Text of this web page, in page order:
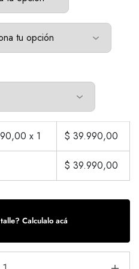
x 1 $ 39.990,00
$ 39.990,00
Calculalo acá